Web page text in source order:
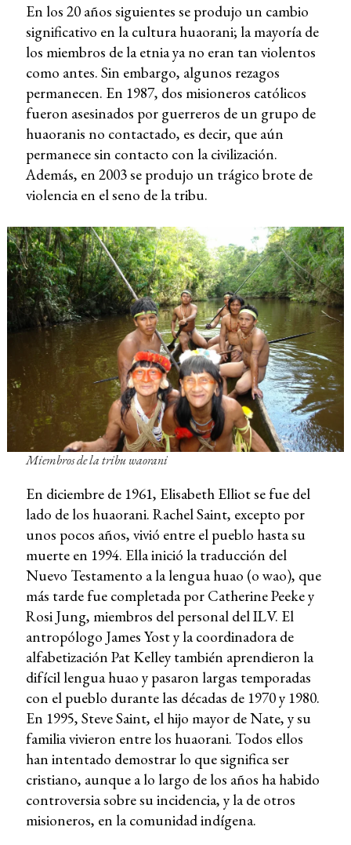
En los 20 años siguientes se produjo un cambio
significativo en la cultura huaorani; la mayoría de
los miembros de la etnia ya no eran tan violentos
como antes. Sin embargo, algunos rezagos
permanecen. En 1987, dos misioneros católicos
fueron asesinados por guerreros de un grupo de
huaoranis no contactado, es decir, que aún
permanece sin contacto con la civilización.
Además, en 2003 se produjo un trágico brote de
violencia en el seno de la tribu.
Miembros de la tribu waorani
En diciembre de 1961, Elisabeth Elliot se fue del
lado de los huaorani. Rachel Saint, excepto por
unos pocos años, vivió entre el pueblo hasta su
muerte en 1994. Ella inició la traducción del
Nuevo Testamento a la lengua huao (o wao), que
más tarde fue completada por Catherine Peeke y
Rosi Jung, miembros del personal del ILV. El
antropólogo James Yost y la coordinadora de
alfabetización Pat Kelley también aprendieron la
difícil lengua huao y pasaron largas temporadas
con el pueblo durante las décadas de 1970 y 1980.
En 1995, Steve Saint, el hijo mayor de Nate, y su
familia vivieron entre los huaorani. Todos ellos
han intentado demostrar lo que significa ser
cristiano, aunque a lo largo de los años ha habido
controversia sobre su incidencia, y la de otros
misioneros, en la comunidad indígena.